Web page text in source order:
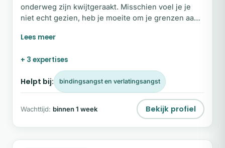
onderweg zijn kwijtgeraakt. Misschien voel je je
niet echt gezien, heb je moeite om je grenzen aan
je aan, houdt rekening met anderen en merkt dat je
begeleiding ontstaat ruimte om stil te staan bij wat
er werkelijk in jou leeft.
+ 3 expertises
Helpt bij: bindingsangst en verlatingsangst
Wachttijd: binnen 1 week Bekijk profiel